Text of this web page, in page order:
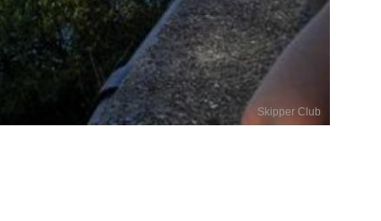
Skipper Club